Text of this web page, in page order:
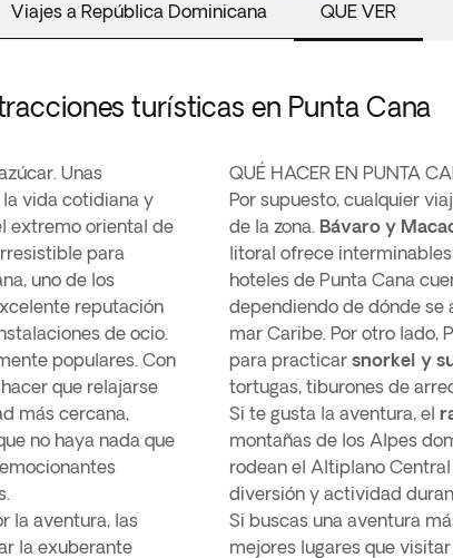
Viajes a República Dominicana QUE VER
turísticas en Punta Cana
Unas
vida cotidiana y
extremo oriental de
para
uno de los
reputación
de ocio.
populares. Con
que relajarse
más cercana,
no haya nada que
la aventura, las
la exuberante
QUÉ HACER EN PUNTA
Por supuesto, cualquier
de la zona. Bávaro y
litoral ofrece
hoteles de Punta Cana
dependiendo de dónde se
mar Caribe. Por otro lado,
para practicar snorkel y
tortugas, tiburones de
Si te gusta la aventura, el
montañas de los Alpes
rodean el Altiplano
diversión y actividad
Si buscas una aventura
mejores lugares que